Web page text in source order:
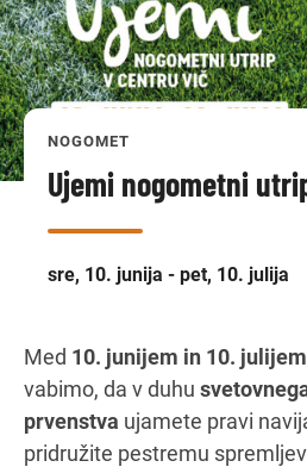
torek
TOREK
sreda
SREDA
ČETRTEK
PETEK
sobota
SOBOTA
Navodila
NOGOMET
Ujemi nogometni
sre, 10. junija - pet, 10. julija
Med 10. junijem in 10. julijem
vabimo, da v duhu
prvenstva ujamete pravi
pridružite pestremu